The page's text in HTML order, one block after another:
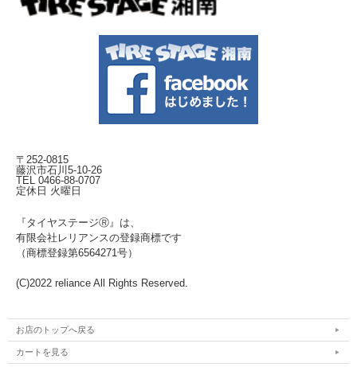
〒252-0815
藤沢市石川5-10-26
TEL 0466-88-0707
定休日 火曜日
『タイヤステージⓇ』は、
有限会社レリアンスの登録商標です
（商標登録第6564271号）
(C)2022 reliance All Rights Reserved.
お店のトップへ戻る
カートを見る